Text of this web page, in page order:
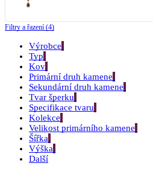
Filtry a řazení (4)
Výrobce
Typ
Kov
Primární druh kamene
Sekundární druh kamene
Tvar šperku
Specifikace tvaru
Kolekce
Velikost primárního kamene
Šířka
Výška
Další